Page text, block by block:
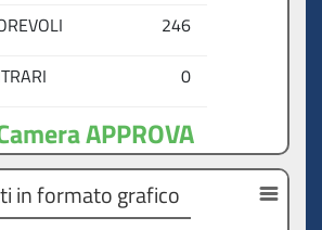
246
0
APPROVA
in formato grafico